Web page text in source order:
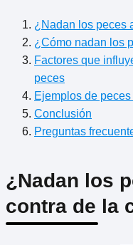
¿Nadan los peces
¿Cómo nadan los
Factores que
peces
Ejemplos de
Conclusión
Preguntas
¿Nadan los
contra de la